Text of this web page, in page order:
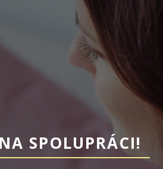
SPOLUPRÁCI!